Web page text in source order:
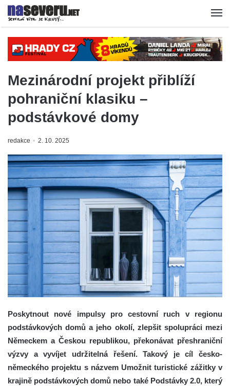
Mezinárodní projekt přiblíží
pohraniční klasiku –
podstávkové domy
redakce 2. 10. 2025
Poskytnout nové impulsy pro cestovní ruch v regionu
podstávkových domů a jeho okolí, zlepšit spolupráci mezi
Německem a Českou republikou, překonávat přeshraniční
výzvy a vyvíjet udržitelná řešení. Takový je cíl česko-
německého projektu s názvem Umožnit turistické zážitky v
krajině podstávkových domů nebo také Podstávky 2.0, který